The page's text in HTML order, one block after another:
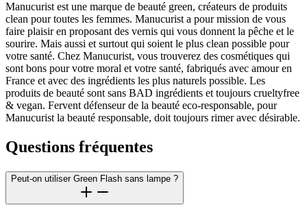
Manucurist est une marque de beauté green, créateurs de produits
clean pour toutes les femmes. Manucurist a pour mission de vous
faire plaisir en proposant des vernis qui vous donnent la pêche et le
sourire. Mais aussi et surtout qui soient le plus clean possible pour
votre santé. Chez Manucurist, vous trouverez des cosmétiques qui
sont bons pour votre moral et votre santé, fabriqués avec amour en
France et avec des ingrédients les plus naturels possible. Les
produits de beauté sont sans BAD ingrédients et toujours crueltyfree
& vegan. Fervent défenseur de la beauté eco-responsable, pour
Manucurist la beauté responsable, doit toujours rimer avec désirable.
Questions fréquentes
Peut-on utiliser Green Flash sans lampe ?